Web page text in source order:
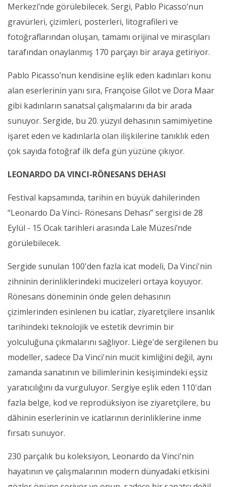
Merkezi’nde görülebilecek. Sergi, Pablo Picasso’nun
gravürleri, çizimleri, posterleri, litografileri ve
fotoğraflarından oluşan, tamamı orijinal ve mirasçıları
tarafından onaylanmış 170 parçayı bir araya getiriyor.
Pablo Picasso’nun kendisine eşlik eden kadınları konu
alan eserlerinin yanı sıra, Françoise Gilot ve Dora Maar
gibi kadınların sanatsal çalışmalarını da bir arada
sunuyor. Sergide, bu 20. yüzyıl dehasının samimiyetine
işaret eden ve kadınlarla olan ilişkilerine tanıklık eden
çok sayıda fotoğraf ilk defa gün yüzüne çıkıyor.
LEONARDO DA VINCI-RÖNESANS DEHASI
Festival kapsamında, tarihin en büyük dahilerinden
“Leonardo Da Vinci- Rönesans Dehası” sergisi de 28
Eylül - 15 Ocak tarihleri arasında Lale Müzesi’nde
görülebilecek.
Sergide sunulan 100'den fazla icat modeli, Da Vinci'nin
zihninin derinliklerindeki mucizeleri ortaya koyuyor.
Rönesans döneminin önde gelen dehasının
çizimlerinden esinlenen bu icatlar, ziyaretçilere insanlık
tarihindeki teknolojik ve estetik devrimin bir
yolculuğuna çıkmalarını sağlıyor. Liège'de sergilenen bu
modeller, sadece Da Vinci'nin mucit kimliğini değil, aynı
zamanda sanatının ve bilimlerinin kesişimindeki eşsiz
yaratıcılığını da vurguluyor. Sergiye eşlik eden 110'dan
fazla belge, kod ve reprodüksiyon ise ziyaretçilere, bu
dâhinin eserlerinin ve icatlarının derinliklerine inme
fırsatı sunuyor.
230 parçalık bu koleksiyon, Leonardo da Vinci'nin
hayatının ve çalışmalarının modern dünyadaki etkisini